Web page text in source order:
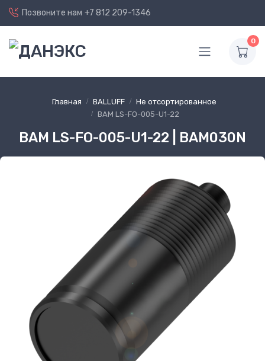
Позвоните нам +7 812 209-1346
0
Главная BALLUFF
Не отсортированное
BAM LS-FO-005-U1-22
BAM LS-FO-005-U1-22 | BAM030N